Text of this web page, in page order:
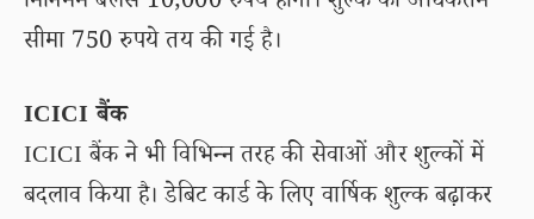
सीमा 750 रुपये तय की गई है।
ICICI बैंक
ICICI बैंक ने भी विभिन्न तरह की सेवाओं और शुल्कों में
बदलाव किया है। डेबिट कार्ड के लिए वार्षिक शुल्क बढ़ाकर